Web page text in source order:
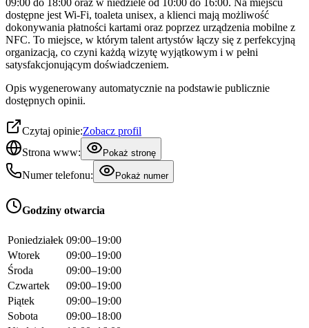
09:00 do 18:00 oraz w niedziele od 10:00 do 16:00. Na miejscu
dostępne jest Wi-Fi, toaleta unisex, a klienci mają możliwość
dokonywania płatności kartami oraz poprzez urządzenia mobilne z
NFC. To miejsce, w którym talent artystów łączy się z perfekcyjną
organizacją, co czyni każdą wizytę wyjątkowym i w pełni
satysfakcjonującym doświadczeniem.
Opis wygenerowany automatycznie na podstawie publicznie
dostępnych opinii.
Czytaj opinie:Zobacz profil
Strona www:
Pokaż stronę
Numer telefonu: Pokaż numer
Godziny otwarcia
Poniedziałek 09:00–19:00
Wtorek
09:00–19:00
Środa
09:00–19:00
Czwartek
09:00–19:00
Piątek
09:00–19:00
Sobota
09:00–18:00